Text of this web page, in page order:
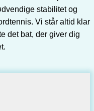
stabilitet og
Vi står altid klar
det bat, der giver dig